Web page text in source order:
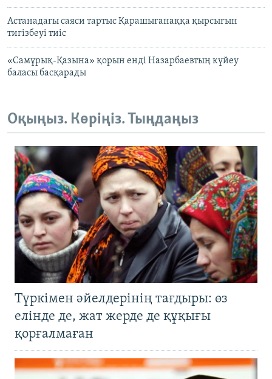
Астанадағы саяси тартыс Қарашығанаққа қырсығын
тигізбеуі тиіс
«Самұрық-Қазына» қорын енді Назарбаевтың күйеу
баласы басқарады
Оқыңыз. Көріңіз. Тыңдаңыз
Түркімен әйелдерінің тағдыры: өз
елінде де, жат жерде де құқығы
қорғалмаған